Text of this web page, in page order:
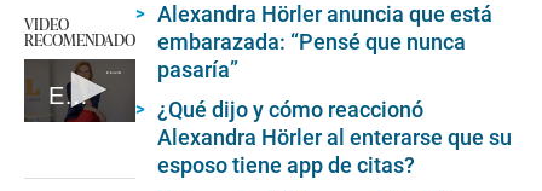
VIDEO
RECOMENDADO
EC | Entrevista a Mónica Delta
Alexandra Hörler anuncia que está
embarazada: “Pensé que nunca
pasaría”
¿Qué dijo y cómo reaccionó
Alexandra Hörler al enterarse que su
esposo tiene app de citas?